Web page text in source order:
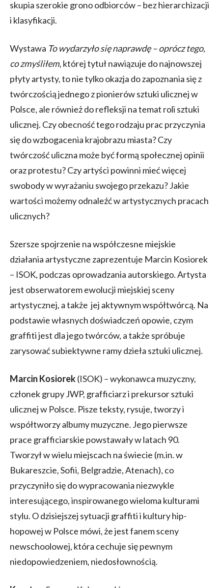
skupia szerokie grono odbiorców – bez hierarchizacji
i klasyfikacji.
Wystawa To wydarzyło się naprawdę – oprócz tego,
co zmyśliłem, której tytuł nawiązuje do najnowszej
płyty artysty, to nie tylko okazja do zapoznania się z
twórczością jednego z pionierów sztuki ulicznej w
Polsce, ale również do refleksji na temat roli sztuki
ulicznej. Czy obecność tego rodzaju prac przyczynia
się do wzbogacenia krajobrazu miasta? Czy
twórczość uliczna może być formą społecznej opinii
oraz protestu? Czy artyści powinni mieć więcej
swobody w wyrażaniu swojego przekazu? Jakie
wartości możemy odnaleźć w artystycznych pracach
ulicznych?
Szersze spojrzenie na współczesne miejskie
działania artystyczne zaprezentuje Marcin Kosiorek
– ISOK, podczas oprowadzania autorskiego. Artysta
jest obserwatorem ewolucji miejskiej sceny
artystycznej, a także jej aktywnym współtwórcą. Na
podstawie własnych doświadczeń opowie, czym
graffiti jest dla jego twórców, a także spróbuje
zarysować subiektywne ramy dzieła sztuki ulicznej.
Marcin Kosiorek(ISOK) – wykonawca muzyczny,
członek grupy JWP, grafficiarz i prekursor sztuki
ulicznej w Polsce. Pisze teksty, rysuje, tworzy i
współtworzy albumy muzyczne. Jego pierwsze
prace grafficiarskie powstawały w latach 90.
Tworzył w wielu miejscach na świecie (m.in. w
Bukareszcie, Sofii, Belgradzie, Atenach), co
przyczyniło się do wypracowania niezwykle
interesującego, inspirowanego wieloma kulturami
stylu. O dzisiejszej sytuacji graffiti i kultury hip-
hopowej w Polsce mówi, że jest fanem sceny
newschoolowej, która cechuje się pewnym
niedopowiedzeniem, niedosłownością.